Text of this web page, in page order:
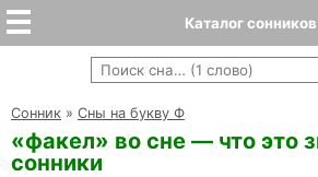
Каталог сонников
Cонник » Сны на букву Ф
«факел» во сне — что это
сонники